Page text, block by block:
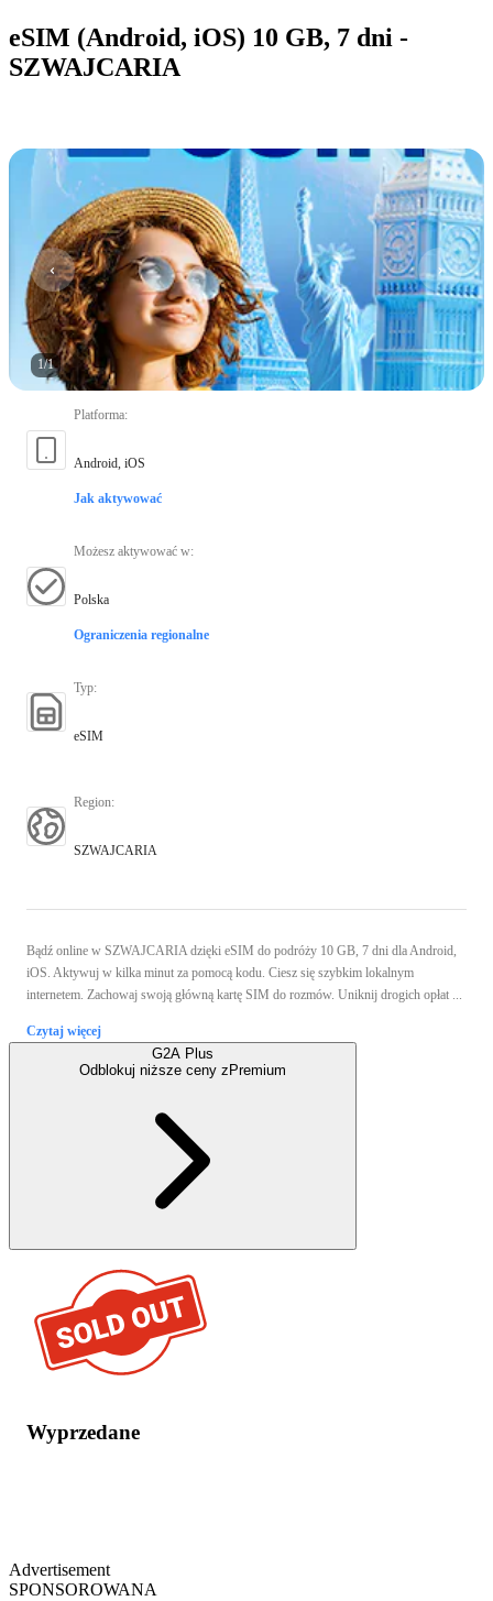
eSIM (Android, iOS) 10 GB, 7 dni -
SZWAJCARIA
1/1
Platforma:
Android, iOS
Jak aktywować
Możesz aktywować w:
Polska
Ograniczenia regionalne
Typ:
eSIM
Region:
SZWAJCARIA
Bądź online w SZWAJCARIA dzięki eSIM do podróży 10 GB, 7 dni dla Android,
iOS. Aktywuj w kilka minut za pomocą kodu. Ciesz się szybkim lokalnym
internetem. Zachowaj swoją główną kartę SIM do rozmów. Uniknij drogich opłat ...
Czytaj więcej
G2A Plus
Odblokuj niższe ceny z Premium
Wyprzedane
Advertisement
SPONSOROWANA